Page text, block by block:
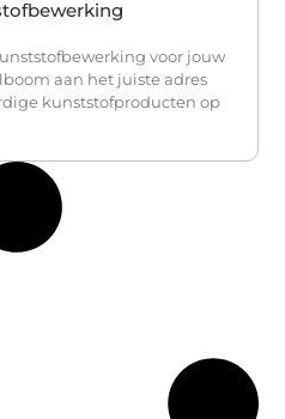
voor jouw
aan het juiste adres
kunststofproducten op